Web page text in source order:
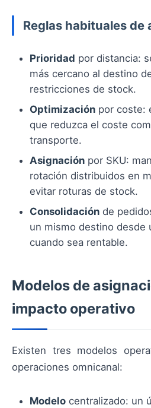
Reglas habituales de
Prioridad por distancia:
más cercano al destino
restricciones de stock.
Optimización por coste:
que reduzca el coste
transporte.
Asignación por SKU:
rotación distribuidos en
evitar roturas de stock.
Consolidación de
un mismo destino desde
cuando sea rentable.
Modelos de
impacto operativo
Existen tres modelos
operaciones omnicanal:
Modelo centralizado: un